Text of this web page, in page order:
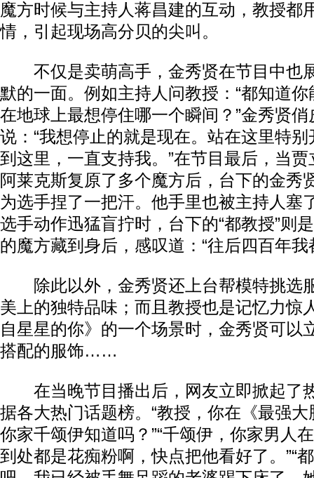
魔方时候与主持人蒋昌建的互动，教授都
情，引起现场高分贝的尖叫。
不仅是卖萌高手，金秀贤在节目中也
默的一面。例如主持人问教授：“都知道
在地球上最想停住哪一个瞬间？”金秀贤
说：“我想停止的就是现在。站在这里特
到这里，一直支持我。”在节目最后，当
阿莱克斯复原了多个魔方后，台下的金秀
为选手捏了一把汗。他手里也被主持人塞
选手动作迅猛盲拧时，台下的“都教授”则
的魔方藏到身后，感叹道：“往后四百年我
除此以外，金秀贤还上台帮模特挑选
美上的独特品味；而且教授也是记忆力惊
自星星的你》的一个场景时，金秀贤可以
搭配的服饰……
在当晚节目播出后，网友立即掀起了
据各大热门话题榜。“教授，你在《最强
你家千颂伊知道吗？”“千颂伊，你家男人
到处都是花痴粉啊，快点把他看好了。”“